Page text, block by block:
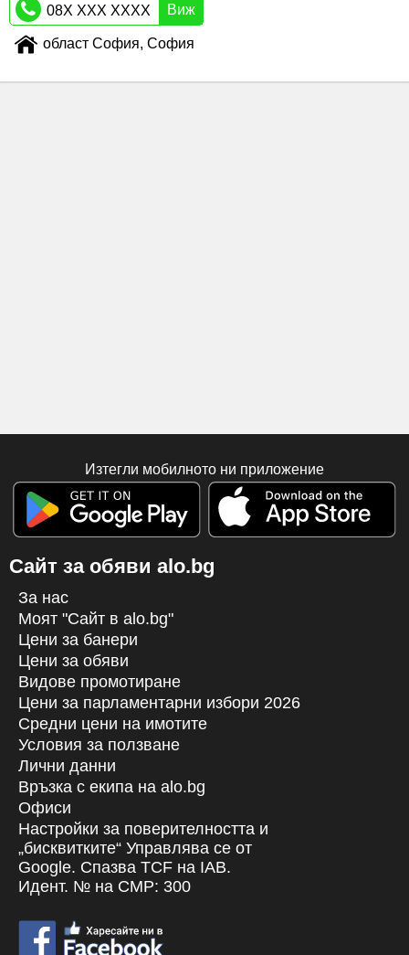
08X XXX XXXX Виж
област София, София
Изтегли мобилното ни приложение
Сайт за обяви alo.bg
За нас
Моят "Сайт в alo.bg"
Цени за банери
Цени за обяви
Видове промотиране
Цени за парламентарни избори 2026
Средни цени на имотите
Условия за ползване
Лични данни
Връзка с екипa на alo.bg
Офиси
Настройки за поверителността и
„бисквитките“ Управлява се от
Google. Спазва TCF на IAB.
Идент. № на CMP: 300